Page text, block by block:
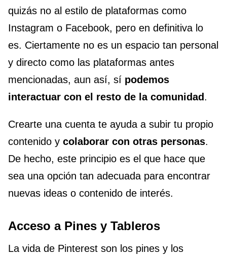
quizás no al estilo de plataformas como
Instagram o Facebook, pero en definitiva lo
es. Ciertamente no es un espacio tan personal
y directo como las plataformas antes
mencionadas, aun así, sí podemos
interactuar con el resto de la comunidad.
Crearte una cuenta te ayuda a subir tu propio
contenido y colaborar con otras personas.
De hecho, este principio es el que hace que
sea una opción tan adecuada para encontrar
nuevas ideas o contenido de interés.
Acceso a Pines y Tableros
La vida de Pinterest son los pines y los